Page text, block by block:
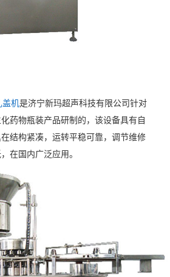
盖机是济宁新玛超声科技有限公司针对
药物瓶装产品研制的，该设备具有自
结构紧凑，运转平稳可靠，调节维修
在国内广泛应用。